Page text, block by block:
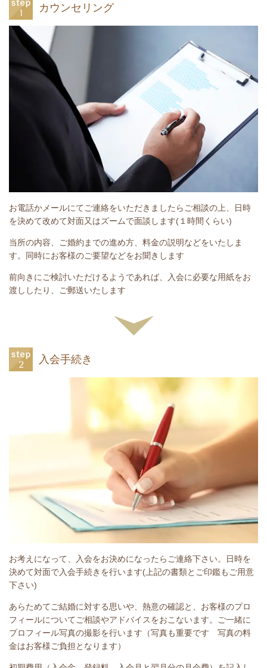
カウンセリング
お電話かメールにてご連絡をいただきましたらご相談の上、日時
を決めて改めて対面又はズームで面談します(１時間くらい)
当所の内容、ご婚約までの進め方、料金の説明などをいたしま
す。同時にお客様のご要望などをお聞きします
前向きにご検討いただけるようであれば、入会に必要な用紙をお
渡ししたり、ご郵送いたします
入会手続き
お考えになって、入会をお決めになったらご連絡下さい。日時を
決めて対面で入会手続きを行います(上記の書類とご印鑑もご用意
下さい)
あらためてご結婚に対する思いや、熱意の確認と、お客様のプロ
フィールについてご相談やアドバイスをおこないます。ご一緒に
プロフィール写真の撮影を行います（写真も重要です 写真の料
金はお客様ご負担となります）